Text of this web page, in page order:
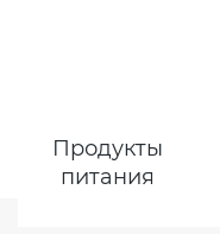
Продукты
питания